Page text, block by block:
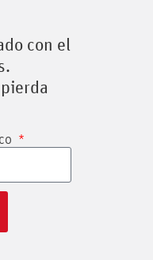
con el